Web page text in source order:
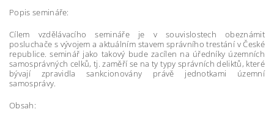
Popis semináře:
Cílem vzdělávacího semináře je v souvislostech obeznámit
posluchače s vývojem a aktuálním stavem správního trestání v České
republice. seminář jako takový bude zacílen na úředníky územních
samosprávných celků, tj. zaměří se na ty typy správních deliktů, které
bývají zpravidla sankcionovány právě jednotkami územní
samosprávy.
Obsah: